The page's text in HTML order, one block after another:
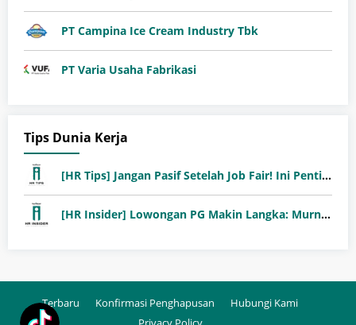
PT Campina Ice Cream Industry Tbk
PT Varia Usaha Fabrikasi
Tips Dunia Kerja
[HR Tips] Jangan Pasif Setelah Job Fair! Ini Pentingnya Follow-Up Setelah Job Fair
[HR Insider] Lowongan PG Makin Langka: Murni Seleksi atau Jalur Orang Dalam?
Terbaru Konfirmasi Penghapusan
Hubungi Kami